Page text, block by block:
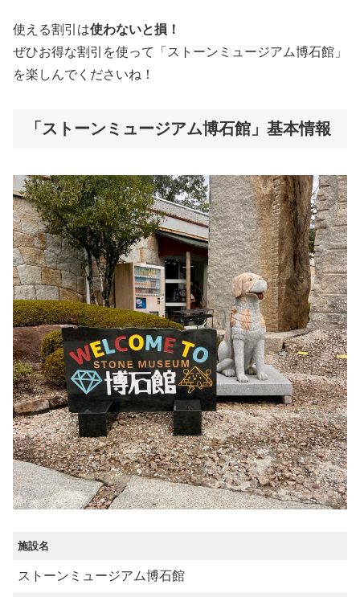
使える割引は使わないと損！
ぜひお得な割引を使って「ストーンミュージアム博石館」
を楽しんでくださいね！
「ストーンミュージアム博石館」基本情報
施設名
ストーンミュージアム博石館